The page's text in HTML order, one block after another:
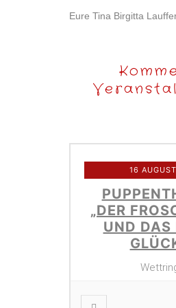
Eure Tina Birgitta
16
„DER
UND DAS